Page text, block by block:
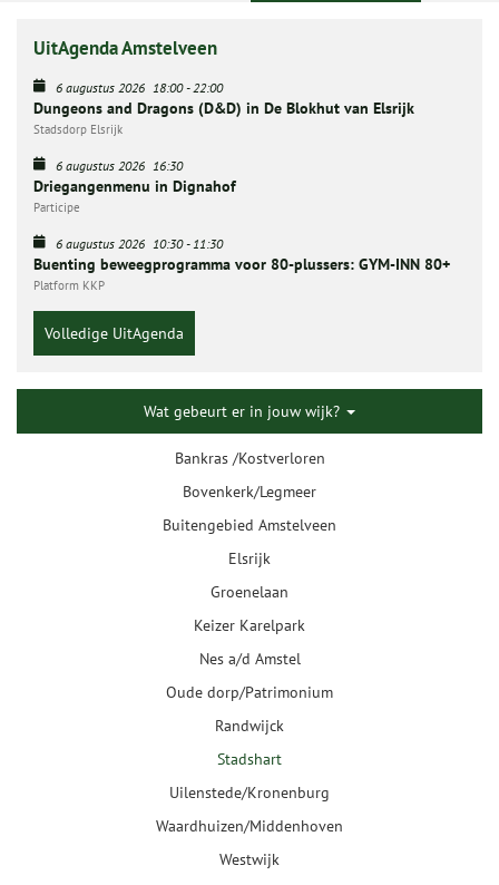
UitAgenda Amstelveen
6 augustus 2026 18:00- 22:00
Dungeons and Dragons (D&D) in De Blokhut van Elsrijk
Stadsdorp Elsrijk
6 augustus 2026 16:30
Driegangenmenu in Dignahof
Participe
6 augustus 2026 10:30- 11:30
Buenting beweegprogramma voor 80-plussers: GYM-INN 80+
Platform KKP
Volledige UitAgenda
Wat gebeurt er in jouw wijk?
Bankras /Kostverloren
Bovenkerk/Legmeer
Buitengebied Amstelveen
Elsrijk
Groenelaan
Keizer Karelpark
Nes a/d Amstel
Oude dorp/Patrimonium
Randwijck
Stadshart
Uilenstede/Kronenburg
Waardhuizen/Middenhoven
Westwijk